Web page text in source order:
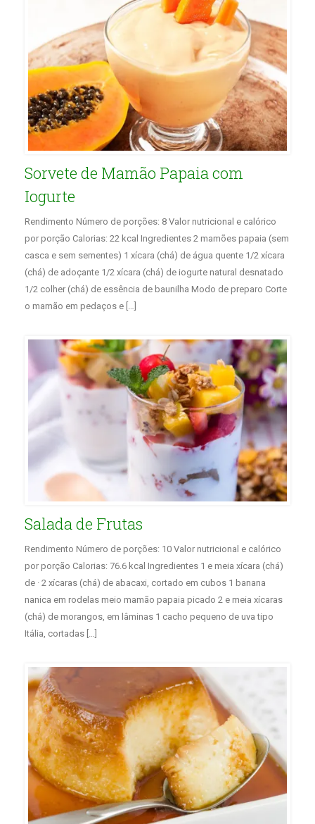
Sorvete de Mamão Papaia com
Iogurte
Rendimento Número de porções: 8 Valor nutricional e calórico
por porção Calorias: 22 kcal Ingredientes 2 mamões papaia (sem
casca e sem sementes) 1 xícara (chá) de água quente 1/2 xícara
(chá) de adoçante 1/2 xícara (chá) de iogurte natural desnatado
1/2 colher (chá) de essência de baunilha Modo de preparo Corte
o mamão em pedaços e […]
Salada de Frutas
Rendimento Número de porções: 10 Valor nutricional e calórico
por porção Calorias: 76.6 kcal Ingredientes 1 e meia xícara (chá)
de · 2 xícaras (chá) de abacaxi, cortado em cubos 1 banana
nanica em rodelas meio mamão papaia picado 2 e meia xícaras
(chá) de morangos, em lâminas 1 cacho pequeno de uva tipo
Itália, cortadas […]